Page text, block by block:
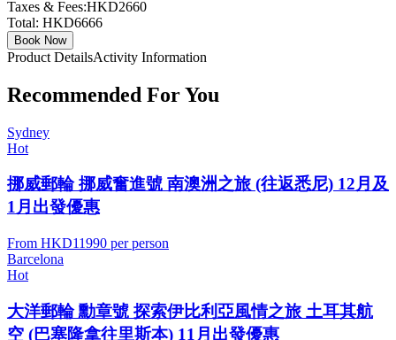
Taxes & Fees:HKD2660
Total: HKD6666
Book Now
Product DetailsActivity Information
Recommended For You
Sydney
Hot
挪威郵輪 挪威奮進號 南澳洲之旅 (往返悉尼) 12月及
1月出發優惠
From HKD11990 per person
Barcelona
Hot
大洋郵輪 勳章號 探索伊比利亞風情之旅 土耳其航
空 (巴塞隆拿往里斯本) 11月出發優惠